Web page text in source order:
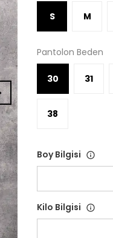
S M
Pantolon Beden
30 31
38
Boy Bilgisi
Kilo Bilgisi